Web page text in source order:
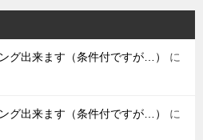
グ出来ます（条件付ですが…）
に
グ出来ます（条件付ですが…）
に